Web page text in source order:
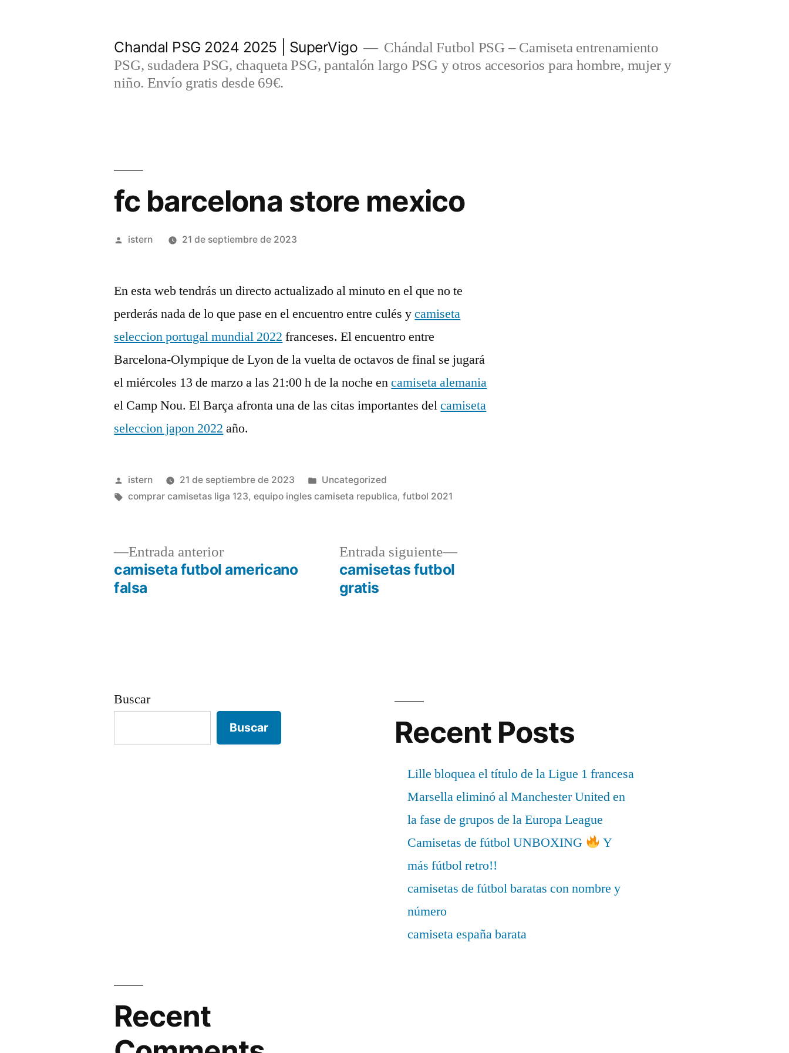
Chandal PSG 2024 2025 | SuperVigo
Chándal Futbol PSG – Camiseta entrenamiento
PSG, sudadera PSG, chaqueta PSG, pantalón largo PSG y otros accesorios para hombre, mujer y
niño. Envío gratis desde 69€.
fc barcelona store mexico
Publicado
istern 21 de septiembre de 2023
En esta web tendrás un directo actualizado al minuto en el que no te
perderás nada de lo que pase en el encuentro entre culés ycamiseta
seleccion portugal mundial 2022 franceses. El encuentro entre
Barcelona-Olympique de Lyon de la vuelta de octavos de final se jugará
el miércoles 13 de marzo a las 21:00 h de la noche encamiseta alemania
el Camp Nou. El Barça afronta una de las citas importantes delcamiseta
seleccion japon 2022 año.
Publicado
por
istern 21 de septiembre de 2023
Publicado
en
Uncategorized
Etiquetas:
comprar camisetas liga 123,equipo ingles camiseta republica,futbol 2021
Navegación
Entrada anteriorEntrada
anterior:
camiseta futbol americano
falsa
Entrada siguiente
Entrada
camisetas futbol
gratis
Buscar
Buscar Recent Posts
Lille bloquea el título de la Ligue 1 francesa
Marsella eliminó al Manchester United en
la fase de grupos de la Europa League
Camisetas de fútbol UNBOXING
Y
más fútbol retro!!
camisetas de fútbol baratas con nombre y
número
camiseta españa barata
Recent